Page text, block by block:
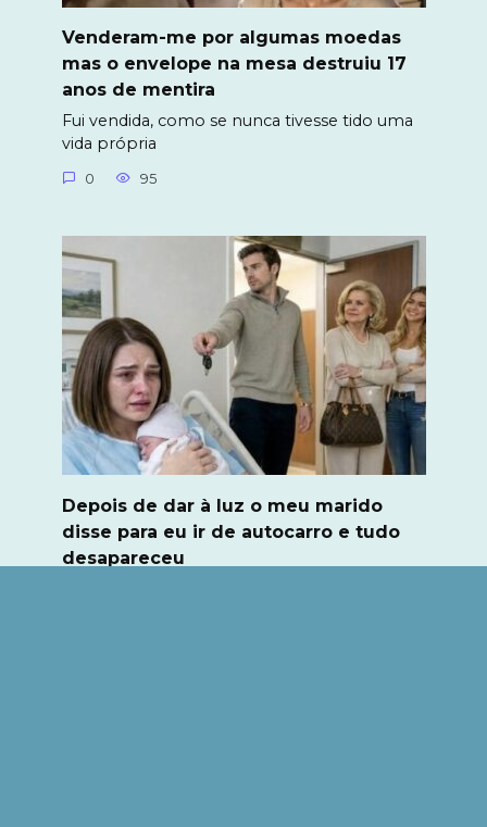
Venderam-me por algumas moedas
mas o envelope na mesa destruiu 17
anos de mentira
Fui vendida, como se nunca tivesse tido uma
vida própria
0 95
Depois de dar à luz o meu marido
disse para eu ir de autocarro e tudo
desapareceu